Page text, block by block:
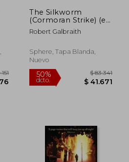
The Silkworm
(Cormoran Strike) (en
Inglés)
Robert Galbraith
Sphere, Tapa Blanda,
Nuevo